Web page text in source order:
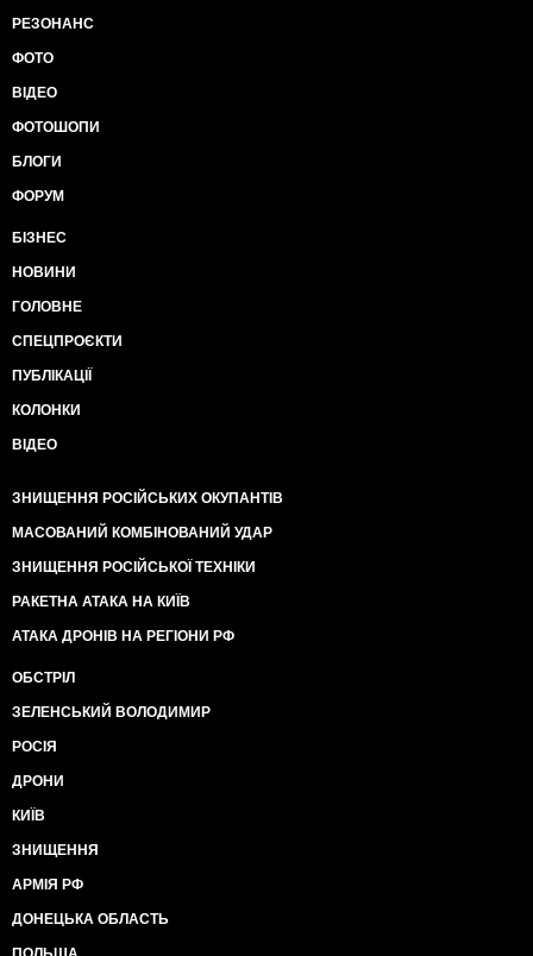
РЕЗОНАНС
ФОТО
ВІДЕО
ФОТОШОПИ
БЛОГИ
ФОРУМ
БІЗНЕС
НОВИНИ
ГОЛОВНЕ
СПЕЦПРОЄКТИ
ПУБЛІКАЦІЇ
КОЛОНКИ
ВІДЕО
ЗНИЩЕННЯ РОСІЙСЬКИХ ОКУПАНТІВ
МАСОВАНИЙ КОМБІНОВАНИЙ УДАР
ЗНИЩЕННЯ РОСІЙСЬКОЇ ТЕХНІКИ
РАКЕТНА АТАКА НА КИЇВ
АТАКА ДРОНІВ НА РЕГІОНИ РФ
ОБСТРІЛ
ЗЕЛЕНСЬКИЙ ВОЛОДИМИР
РОСІЯ
ДРОНИ
КИЇВ
ЗНИЩЕННЯ
АРМІЯ РФ
ДОНЕЦЬКА ОБЛАСТЬ